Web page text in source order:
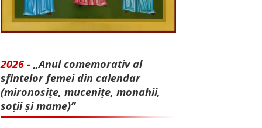
2026 - „Anul comemorativ al
sfintelor femei din calendar
(mironosițe, mu­cenițe, monahii,
soții și mame)”